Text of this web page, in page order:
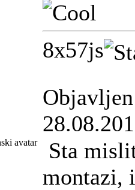
8x57js
Objavljen
Sta
montazi,